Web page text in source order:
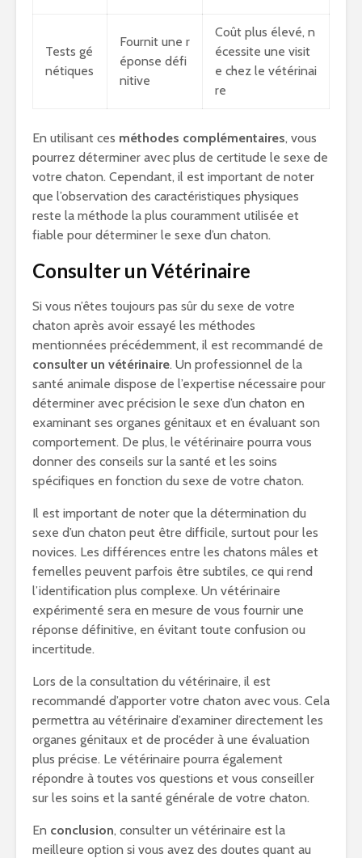
Tests gé
nétiques
Fournit une r
éponse défi
nitive
Coût plus élevé, n
écessite une visit
e chez le vétérinai
re
En utilisant ces méthodes complémentaires, vous
pourrez déterminer avec plus de certitude le sexe de
votre chaton. Cependant, il est important de noter
que l’observation des caractéristiques physiques
reste la méthode la plus couramment utilisée et
fiable pour déterminer le sexe d’un chaton.
Consulter un Vétérinaire
Si vous n’êtes toujours pas sûr du sexe de votre
chaton après avoir essayé les méthodes
mentionnées précédemment, il est recommandé de
consulter un vétérinaire. Un professionnel de la
santé animale dispose de l’expertise nécessaire pour
déterminer avec précision le sexe d’un chaton en
examinant ses organes génitaux et en évaluant son
comportement. De plus, le vétérinaire pourra vous
donner des conseils sur la santé et les soins
spécifiques en fonction du sexe de votre chaton.
Il est important de noter que la détermination du
sexe d’un chaton peut être difficile, surtout pour les
novices. Les différences entre les chatons mâles et
femelles peuvent parfois être subtiles, ce qui rend
l’identification plus complexe. Un vétérinaire
expérimenté sera en mesure de vous fournir une
réponse définitive, en évitant toute confusion ou
incertitude.
Lors de la consultation du vétérinaire, il est
recommandé d’apporter votre chaton avec vous. Cela
permettra au vétérinaire d’examiner directement les
organes génitaux et de procéder à une évaluation
plus précise. Le vétérinaire pourra également
répondre à toutes vos questions et vous conseiller
sur les soins et la santé générale de votre chaton.
En conclusion, consulter un vétérinaire est la
meilleure option si vous avez des doutes quant au